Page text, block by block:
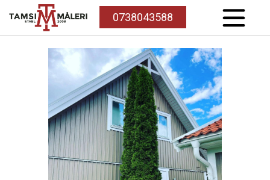
0738043588